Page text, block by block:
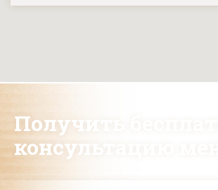
Получить
консультацию